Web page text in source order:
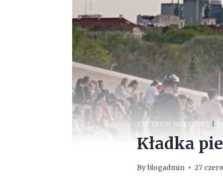
CENTRUM WARSZAWY
Kładka
Byblogadmin 27